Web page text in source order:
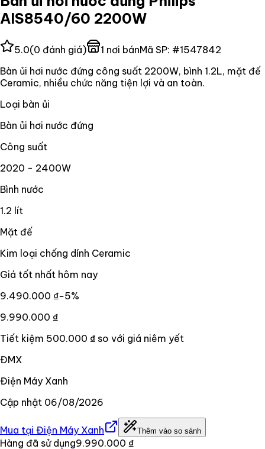
AIS8540/60 2200W
5.0(0 đánh giá) 1 nơi bánMã SP: #1547842
Bàn ủi hơi nước đứng công suất 2200W, bình 1.2L, mặt đế
Ceramic, nhiều chức năng tiện lợi và an toàn.
Loại bàn ủi
Bàn ủi hơi nước đứng
Công suất
2020 - 2400W
Bình nước
1.2 lít
Mặt đế
Kim loại chống dính Ceramic
Giá tốt nhất hôm nay
9.490.000 ₫−5%
9.990.000 ₫
Tiết kiệm 500.000 ₫ so với giá niêm yết
ĐMX
Điện Máy Xanh
Cập nhật 06/08/2026
Mua tại Điện Máy Xanh Thêm vào so sánh
Hàng đã sử dụng9.990.000 ₫